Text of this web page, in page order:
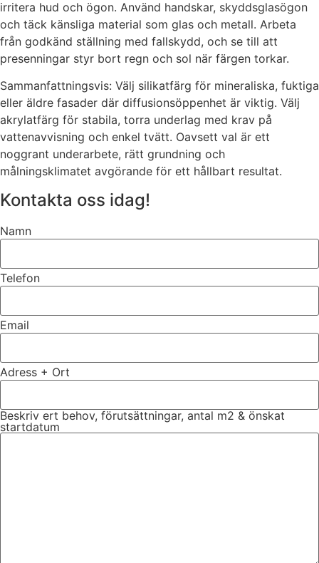
irritera hud och ögon. Använd handskar, skyddsglasögon
och täck känsliga material som glas och metall. Arbeta
från godkänd ställning med fallskydd, och se till att
presenningar styr bort regn och sol när färgen torkar.
Sammanfattningsvis: Välj silikatfärg för mineraliska, fuktiga
eller äldre fasader där diffusionsöppenhet är viktig. Välj
akrylatfärg för stabila, torra underlag med krav på
vattenavvisning och enkel tvätt. Oavsett val är ett
noggrant underarbete, rätt grundning och
målningsklimatet avgörande för ett hållbart resultat.
Kontakta oss idag!
Namn
Telefon
Email
Adress + Ort
Beskriv ert behov, förutsättningar, antal m2 & önskat
startdatum